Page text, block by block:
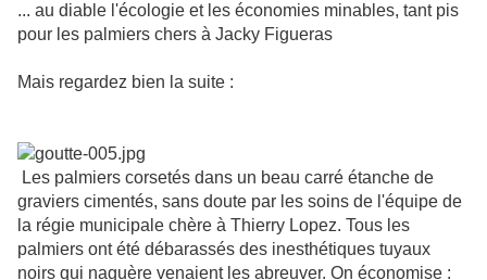
... au diable l'écologie et les économies minables, tant pis
pour les palmiers chers à Jacky Figueras
Mais regardez bien la suite :
Les palmiers corsetés dans un beau carré étanche de
graviers cimentés, sans doute par les soins de l'équipe de
la régie municipale chère à Thierry Lopez. Tous les
palmiers ont été débarassés des inesthétiques tuyaux
noirs qui naguère venaient les abreuver. On économise :